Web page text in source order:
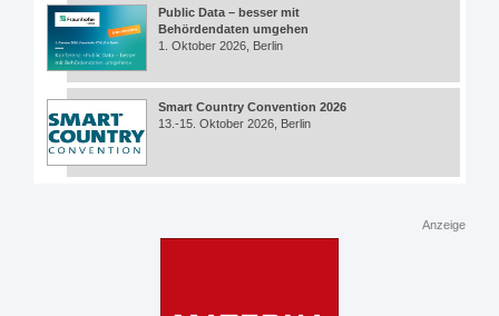
Public Data – besser mit
Behördendaten umgehen
1. Oktober 2026, Berlin
Smart Country Convention 2026
13.-15. Oktober 2026, Berlin
Anzeige